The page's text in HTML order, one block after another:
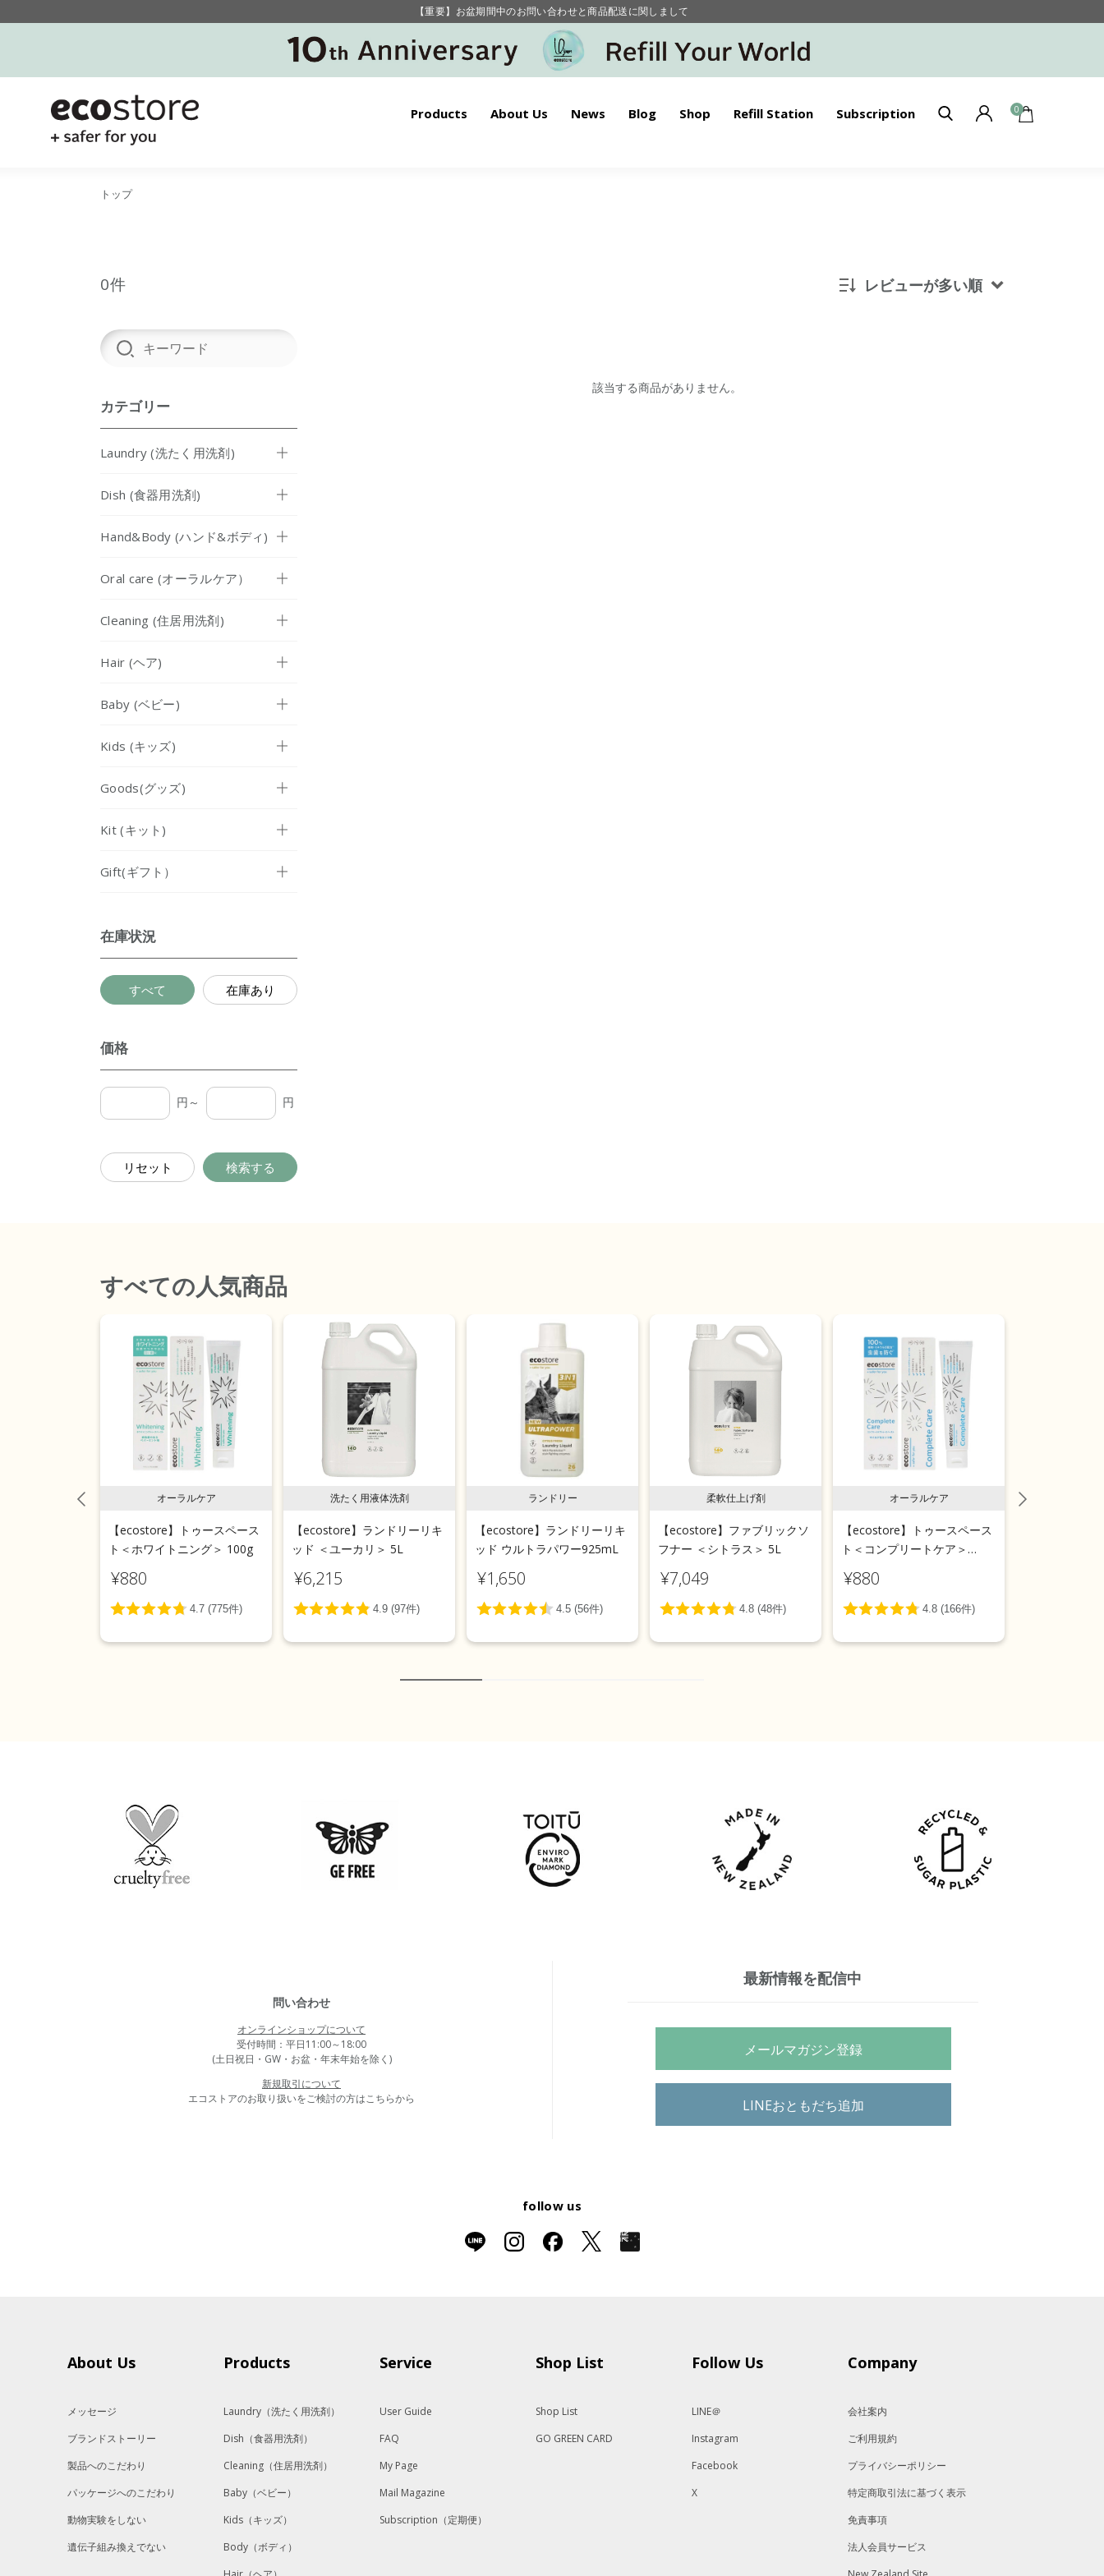
【重要】お盆期間中のお問い合わせと商品配送に関しまして
毎月お得にポイントが貯まる！ “月のポイントアップデー”
Products About Us News Blog Shop Refill Station Subscription 0
トップ
0件 レビューが多い順
カテゴリー
Laundry (洗たく用洗剤)
Dish (食器用洗剤)
Hand&Body (ハンド&ボディ)
Oral care (オーラルケア）
Cleaning (住居用洗剤)
Hair (ヘア)
Baby (ベビー)
Kids (キッズ)
Goods(グッズ)
Kit (キット)
Gift(ギフト）
在庫状況
すべて 在庫あり
価格
円～ 円
リセット 検索する
該当する商品がありません。
すべての人気商品
オーラルケア
【ecostore】トゥースペース
ト＜ホワイトニング＞ 100g
¥880
洗たく用液体洗剤
【ecostore】ランドリーリキ
ッド ＜ユーカリ＞ 5L
¥6,215
ランドリー
【ecostore】ランドリーリキ
ッド ウルトラパワー925mL
¥1,650
柔軟仕上げ剤
【ecostore】ファブリックソ
フナー ＜シトラス＞ 5L
¥7,049
オーラルケア
【ecostore】トゥースペース
ト＜コンプリートケア＞
¥880
問い合わせ
オンラインショップについて
受付時間：平日11:00～18:00
(土日祝日・GW・お盆・年末年始を除く)
新規取引について
エコストアのお取り扱いをご検討の方はこちらから
最新情報を配信中
メールマガジン登録
LINEおともだち追加
follow us
About Us
メッセージ
ブランドストーリー
製品へのこだわり
パッケージへのこだわり
動物実験をしない
遺伝子組み換えでない
Products
Laundry （洗たく用洗剤）
Dish （食器用洗剤）
Cleaning （住居用洗剤）
Baby （ベビー）
Kids （キッズ）
Body （ボディ）
Service
User Guide
FAQ
My Page
Mail Magazine
Subscription（定期便）
Shop List
Shop List
GO GREEN CARD
Follow Us
LINE＠
Instagram
Facebook
X
Company
会社案内
ご利用規約
プライバシーポリシー
特定商取引法に基づく表示
免責事項
法人会員サービス